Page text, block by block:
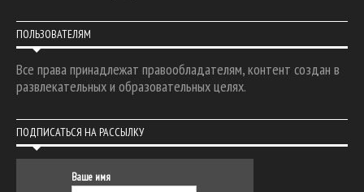
ПОЛЬЗОВАТЕЛЯМ
Все права принадлежат правообладателям, контент создан в
развлекательных и образовательных целях.
ПОДПИСАТЬСЯ НА РАССЫЛКУ
Ваше имя